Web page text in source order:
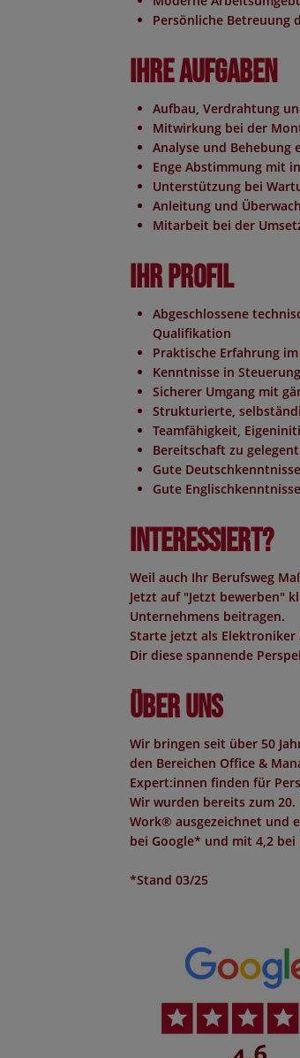
Persönliche Betreuung
Ihre Aufgaben
Aufbau, Verdrahtung
Mitwirkung bei der
Analyse und Behebung
Enge Abstimmung mit
Unterstützung bei
Anleitung und
Mitarbeit bei der
Ihr Profil
Abgeschlossene
Qualifikation
Praktische Erfahrung
Kenntnisse in
Sicherer Umgang mit
Strukturierte,
Teamfähigkeit,
Bereitschaft zu
Gute
Gute
Interessiert?
Weil auch Ihr Berufsweg
Jetzt auf "Jetzt bewerben"
Unternehmens beitragen.
Starte jetzt als Elektroniker
Dir diese spannende
Über uns
Wir bringen seit über 50
den Bereichen Office &
Expert:innen finden für
Wir wurden bereits zum
Work® ausgezeichnet und
bei Google* und mit 4,2
*Stand 03/25